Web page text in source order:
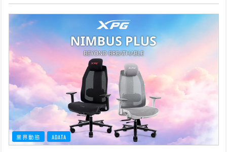
業界動態 ADATA